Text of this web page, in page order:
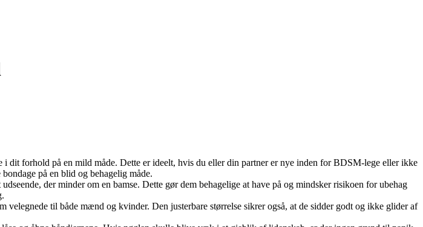
dit forhold på en mild måde. Dette er ideelt, hvis du eller din partner er nye inden for BDSM-lege eller ikke
på en blid og behagelig måde.
der minder om en bamse. Dette gør dem behagelige at have på og mindsker risikoen for ubehag
velegnede til både mænd og kvinder. Den justerbare størrelse sikrer også, at de sidder godt og ikke glider af